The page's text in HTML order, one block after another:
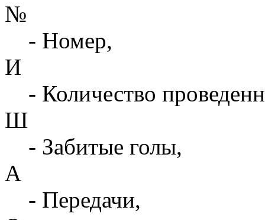
№
- Номер,
И
- Количество
Ш
- Забитые голы,
А
- Передачи,